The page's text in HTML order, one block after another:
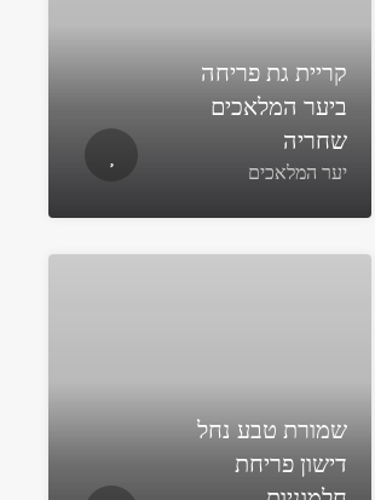
קריית גת פריחה
ביער המלאכים
שחריה
יער המלאכים
שמורת טבע נחל
דישון פריחת